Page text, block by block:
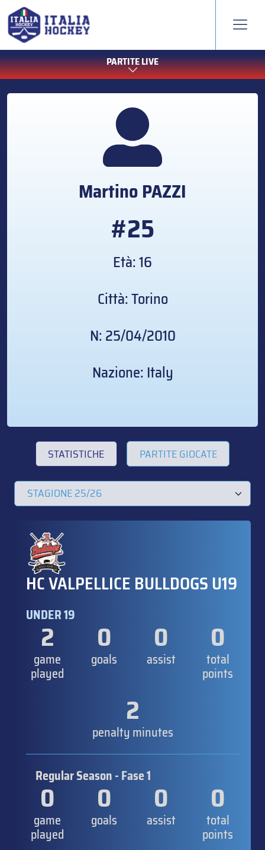
PARTITE LIVE
MartinoPAZZI
#25
Età: 16
Città: Torino
N: 25/04/2010
Nazione: Italy
STATISTICHE PARTITE GIOCATE
HC VALPELLICE BULLDOGS U19
UNDER 19
2
game
played
0
goals
0
assist
0
total
points
2
penalty minutes
Regular Season - Fase 1
0
game
played
0
goals
0
assist
0
total
points